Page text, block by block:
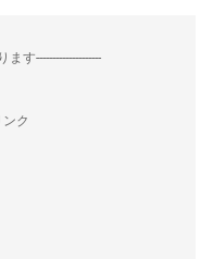
す--------------------
ク